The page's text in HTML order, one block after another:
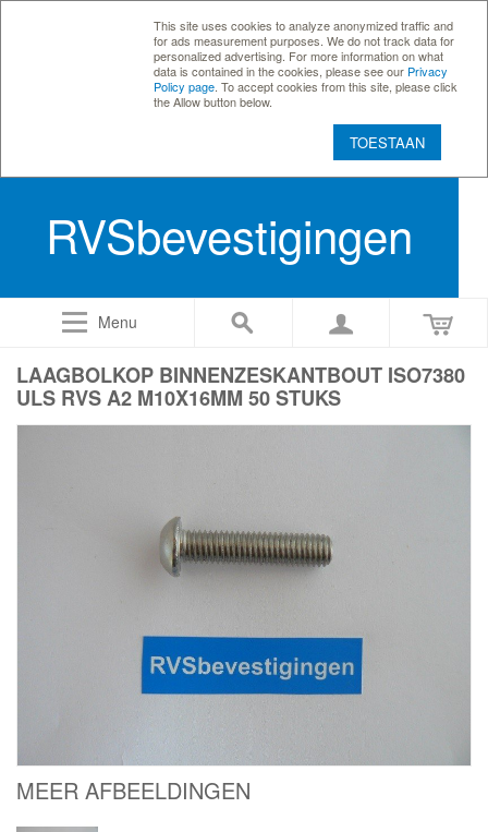
This site uses cookies to analyze anonymized traffic and
for ads measurement purposes. We do not track data for
personalized advertising. For more information on what
data is contained in the cookies, please see our Privacy
Policy page . To accept cookies from this site, please click
the Allow button below.
TOESTAAN
RVSbevestigingen
Menu
LAAGBOLKOP BINNENZESKANTBOUT ISO7380
ULS RVS A2 M10X16MM 50 STUKS
MEER AFBEELDINGEN